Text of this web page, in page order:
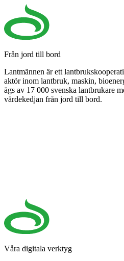
Från jord till bord
Lantmännen är ett
aktör inom lantbruk, maskin,
ägs av 17 000 svenska lantbrukare
värdekedjan från jord till bord.
Våra digitala verktyg